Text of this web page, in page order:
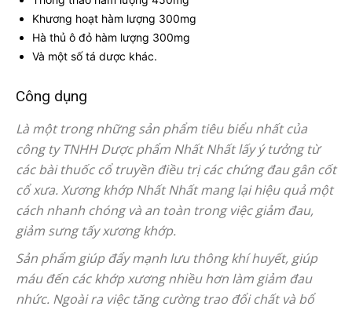
Khương hoạt hàm lượng 300mg
Hà thủ ô đỏ hàm lượng 300mg
Và một số tá dược khác.
Công dụng
Là một trong những sản phẩm tiêu biểu nhất của
công ty TNHH Dược phẩm Nhất Nhất lấy ý tưởng từ
các bài thuốc cổ truyền điều trị các chứng đau gân cốt
cổ xưa. Xương khớp Nhất Nhất mang lại hiệu quả một
cách nhanh chóng và an toàn trong việc giảm đau,
giảm sưng tấy xương khớp.
Sản phẩm giúp đẩy mạnh lưu thông khí huyết, giúp
máu đến các khớp xương nhiều hơn làm giảm đau
nhức. Ngoài ra việc tăng cường trao đổi chất và bổ